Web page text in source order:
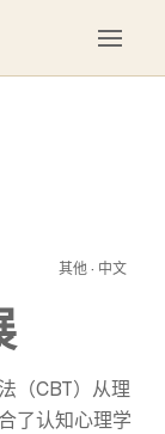
其他 · 中文
（CBT）从理
了认知心理学